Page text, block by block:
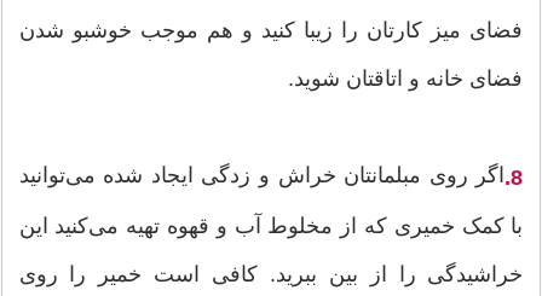
فضای میز کارتان را زیبا کنید و هم موجب خوشبو شدن
فضای خانه و اتاقتان شوید.
8. اگر روی مبلمانتان خراش و زدگی ایجاد شده می‌توانید
با کمک خمیری که از مخلوط آب و قهوه تهیه می‌کنید این
خراشیدگی را از بین ببرید. کافی است خمیر را روی